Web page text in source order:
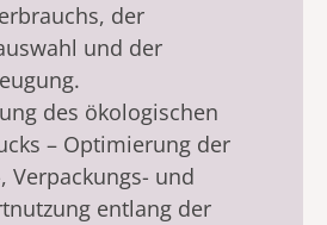
der
und der
des ökologischen
– Optimierung der
Verpackungs- und
entlang der